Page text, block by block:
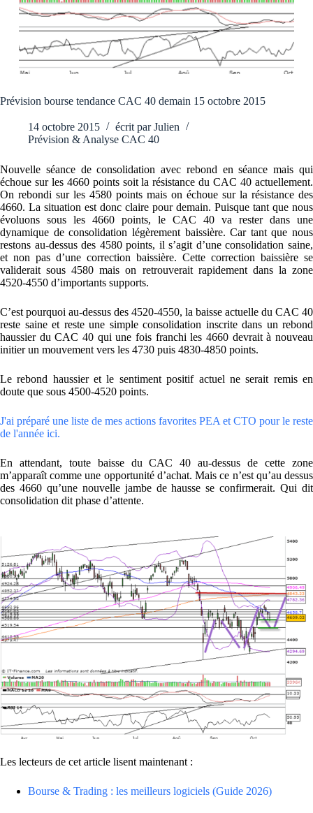
Prévision bourse tendance CAC 40 demain 15 octobre 2015
14 octobre 2015 écrit par Julien
Prévision & Analyse CAC 40
Nouvelle séance de consolidation avec rebond en séance mais qui
échoue sur les 4660 points soit la résistance du CAC 40 actuellement.
On rebondi sur les 4580 points mais on échoue sur la résistance des
4660. La situation est donc claire pour demain. Puisque tant que nous
évoluons sous les 4660 points, le CAC 40 va rester dans une
dynamique de consolidation légèrement baissière. Car tant que nous
restons au-dessus des 4580 points, il s’agit d’une consolidation saine,
et non pas d’une correction baissière. Cette correction baissière se
validerait sous 4580 mais on retrouverait rapidement dans la zone
4520-4550 d’importants supports.
C’est pourquoi au-dessus des 4520-4550, la baisse actuelle du CAC 40
reste saine et reste une simple consolidation inscrite dans un rebond
haussier du CAC 40 qui une fois franchi les 4660 devrait à nouveau
initier un mouvement vers les 4730 puis 4830-4850 points.
Le rebond haussier et le sentiment positif actuel ne serait remis en
doute que sous 4500-4520 points.
J'ai préparé une liste de mes actions favorites PEA et CTO pour le reste
de l'année ici.
En attendant, toute baisse du CAC 40 au-dessus de cette zone
m’apparaît comme une opportunité d’achat. Mais ce n’est qu’au dessus
des 4660 qu’une nouvelle jambe de hausse se confirmerait. Qui dit
consolidation dit phase d’attente.
Les lecteurs de cet article lisent maintenant :
Bourse & Trading : les meilleurs logiciels (Guide 2026)